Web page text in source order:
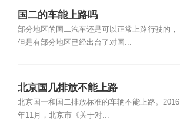
国二的车能上路吗
部分地区的国二汽车还是可以正常上路行驶的，
但是有部分地区已经出台了对国...
北京国几排放不能上路
北京国一和国二排放标准的车辆不能上路。2016
年11月，北京市《关于对...